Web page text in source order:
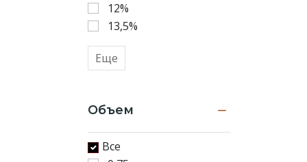
12%
13,5%
Еще
Объем
Все